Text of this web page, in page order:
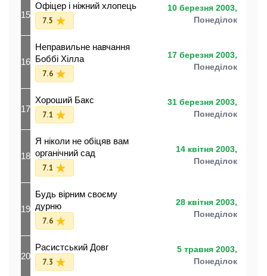
15
Офіцер і ніжний хлопець
7.5
10 березня 2003,
Понеділок
16
Неправильне навчання
Боббі Хілла
7.6
17 березня 2003,
Понеділок
17
Хороший Бакс
7.1
31 березня 2003,
Понеділок
18
Я ніколи не обіцяв вам
органічний сад
7.1
14 квітня 2003,
Понеділок
19
Будь вірним своєму
дурню
7.6
28 квітня 2003,
Понеділок
20
Расистський Довг
7.3
5 травня 2003,
Понеділок